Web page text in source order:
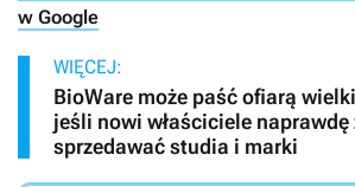
w Google
WIĘCEJ:
BioWare może paść ofiarą
jeśli nowi właściciele naprawdę
sprzedawać studia i marki